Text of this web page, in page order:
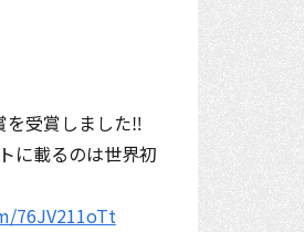
を受賞しました‼️
に載るのは世界初
76JV211oTt